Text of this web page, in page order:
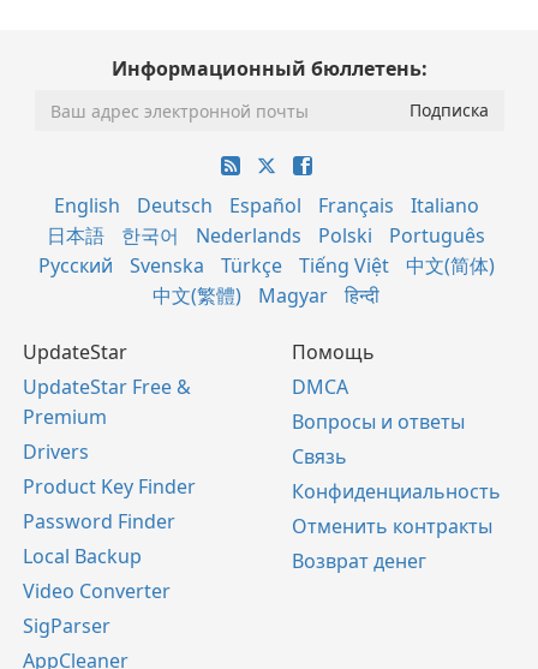
Информационный бюллетень:
English Deutsch Español Français
Italiano
日本語
한국어 Nederlands Polski
Português
Русский
Svenska Türkçe Tiếng Việt
中文(简体)
中文(繁體)
Magyar हिन्दी
UpdateStar
UpdateStar Free &
Premium
Drivers
Product Key Finder
Password Finder
Local Backup
Video Converter
SigParser
AppCleaner
Помощь
DMCA
Вопросы и ответы
Связь
Конфиденциальность
Отменить контракты
Возврат денег